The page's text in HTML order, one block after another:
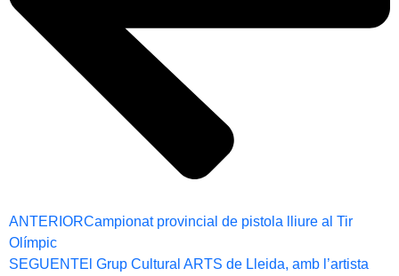
ANTERIORCampionat provincial de pistola lliure al Tir
Olímpic
SEGUENTEl Grup Cultural ARTS de Lleida, amb l’artista